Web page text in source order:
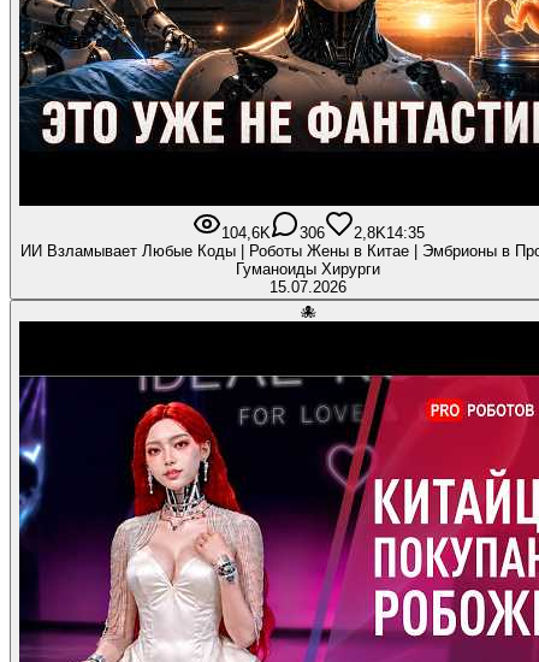
104,6K 306 2,8K14:35
ИИ Взламывает Любые Коды | Роботы Жены в Китае | Эмбрионы в
Гуманоиды Хирурги
15.07.2026
🐙